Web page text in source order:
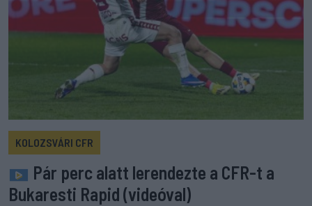
KOLOZSVÁRI CFR
Pár perc alatt lerendezte a CFR-t a
Bukaresti Rapid (videóval)